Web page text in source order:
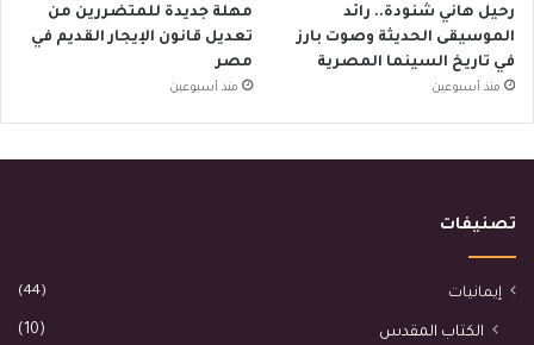
رحيل هاني شنودة.. رائد
الموسيقى الحديثة وصوت بارز
في تاريخ السينما المصرية
منذ أسبوعين
مهلة جديدة للمتضررين من
تعديل قانون الإيجار القديم في
مصر
منذ أسبوعين
تصنيفات
إيمانيات (44)
الكتاب المقدس (10)